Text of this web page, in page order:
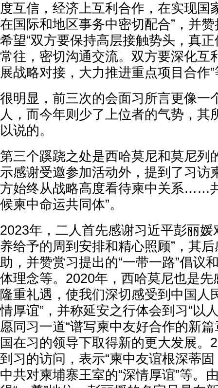
度互信，经济上互利合作，在实现国
在国际和地区事务中密切配合”，并
希望“双方要保持高层接触势头，真
常往，密切沟通交流。双方要深化互
展战略对接，大力推进重点项目合作
很明显，前三次的会面习所言更像一
人，而今年则少了上位者的气势，其
以说的。
第三个蹊跷之处是西哈莫尼和莫尼列
示感谢受邀参加活动外，提到了习访
方始终从战略高度看待柬中关系……
候柬中命运共同体”。
2023年，二人首先感谢习近平彭丽媛
养给予的周到安排和精心照顾”，其
助，并赞赏习提出的“一带一路”倡议
体理念等。2020年，西哈莫尼也是先
隆重礼遇，使我们深切感受到中国人
情厚谊”，并称延安之行体会到习“以
愿同习一道“谱写柬中友好合作的新
国在习的领导下取得新的更大发展。
到习的访问，表示“柬中友谊根深蒂
中共对柬埔寨王室的“深情厚谊”等。